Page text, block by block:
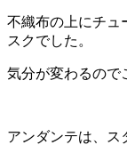
不織布の上にチュ
スクでした。
気分が変わるので
アンダンテは、ス